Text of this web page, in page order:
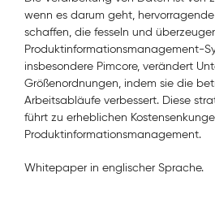
wenn es darum geht,
schaffen, die fesseln und
Produktinformationsmanagement-
insbesondere Pimcore, verändert
Größenordnungen, indem sie die
Arbeitsabläufe verbessert. Diese
führt zu erheblichen
Produktinformationsmanagement.
Whitepaper in englischer Sprache.